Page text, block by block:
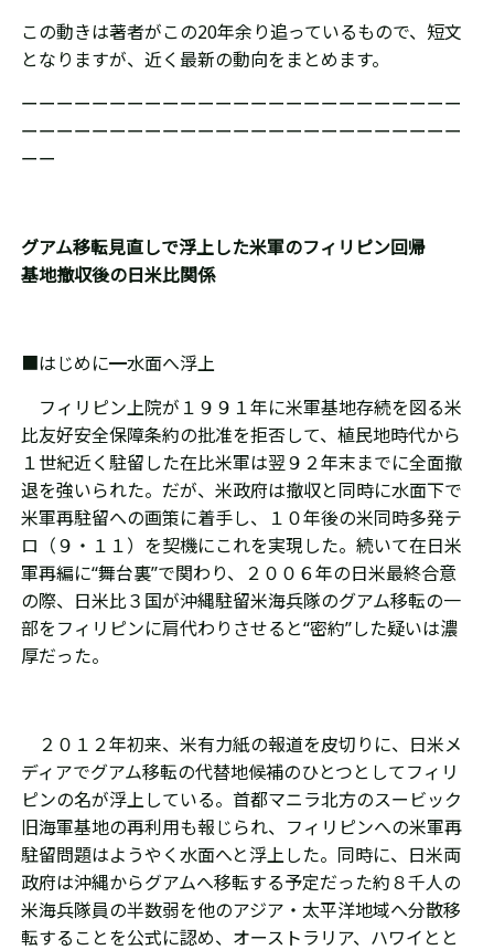
この動きは著者がこの20年余り追っているもので、短文
となりますが、 近く 最新の動向をまとめます。
ーーーーーーーーーーーーーーーーーーーーーーーーー
ーーーーーーーーーーーーーーーーーーーーーーーーー
ーー
グアム移転見直しで浮上した米軍のフィリピン回帰
基地撤収後の日米比関係
■はじめに━水面へ浮上
フィリピン上院が１９９１年に米軍基地存続を図る米
比友好安全保障条約の批准を拒否して、植民地時代から
１世紀近く駐留した在比米軍は翌９２年末までに全面撤
退を強いられた。だが、米政府は撤収と同時に水面下で
米軍再駐留への画策に着手し、１０年後の米同時多発テ
ロ（９・１１）を契機にこれを実現した。続いて在日米
軍再編に“舞台裏”で関わり、２００６年の日米最終合意
の際、日米比３国が沖縄駐留米海兵隊のグアム移転の一
部をフィリピンに肩代わりさせると“密約”した疑いは濃
厚だった。
２０１２年初来、米有力紙の報道を皮切りに、日米メ
ディアでグアム移転の代替地候補のひとつとしてフィリ
ピンの名が浮上している。首都マニラ北方のスービック
旧海軍基地の再利用も報じられ、フィリピンへの米軍再
駐留問題はようやく水面へと浮上した。同時に、日米両
政府は沖縄からグアムへ移転する予定だった約８千人の
米海兵隊員の半数弱を他のアジア・太平洋地域へ分散移
転することを公式に認め、オーストラリア、ハワイとと